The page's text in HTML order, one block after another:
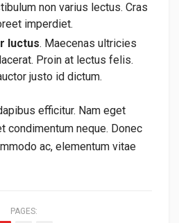
non varius lectus. Cras
imperdiet.
luctus. Maecenas ultricies
Proin at lectus felis.
justo id dictum.
efficitur. Nam eget
condimentum neque. Donec
ac, elementum vitae
PAGES: